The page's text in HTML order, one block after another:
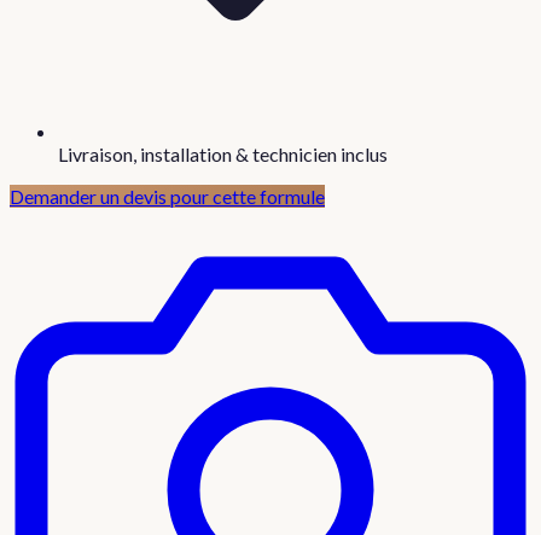
Livraison, installation & technicien inclus
Demander un devis pour cette formule